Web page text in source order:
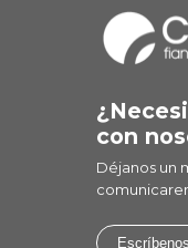
con
Déjanos un
Escríbenos